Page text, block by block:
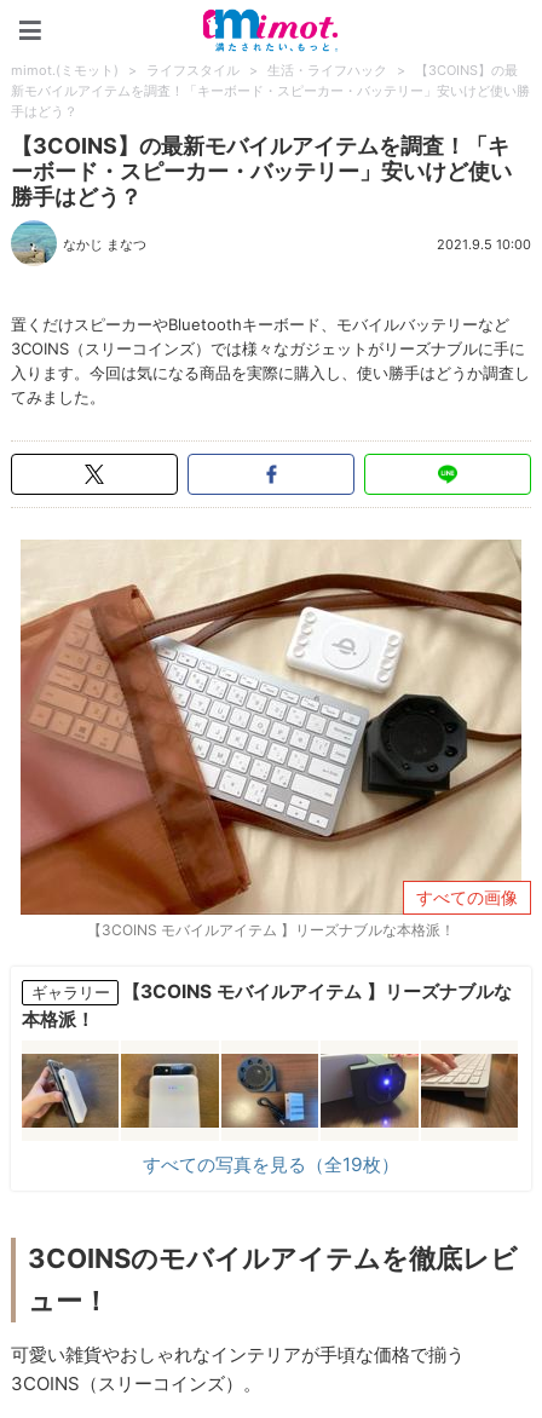
mimot.(ミモット) > ライフスタイル > 生活・ライフハック >
【3COINS】の最
新モバイルアイテムを調査！「キーボード・スピーカー・バッテリー」安いけど使い勝
手はどう？
【3COINS】の最新モバイルアイテムを調査！「キ
ーボード・スピーカー・バッテリー」安いけど使い
勝手はどう？
なかじ まなつ 2021.9.5 10:00
置くだけスピーカーやBluetoothキーボード、モバイルバッテリーなど
3COINS（スリーコインズ）では様々なガジェットがリーズナブルに手に
入ります。今回は気になる商品を実際に購入し、使い勝手はどうか調査し
てみました。
すべての画像
【3COINS モバイルアイテム 】リーズナブルな本格派！
ギャラリー
【3COINS モバイルアイテム 】リーズナブルな
本格派！
すべての写真を見る（全19枚）
3COINSのモバイルアイテムを徹底レビ
ュー！
可愛い雑貨やおしゃれなインテリアが手頃な価格で揃う
3COINS（スリーコインズ）。